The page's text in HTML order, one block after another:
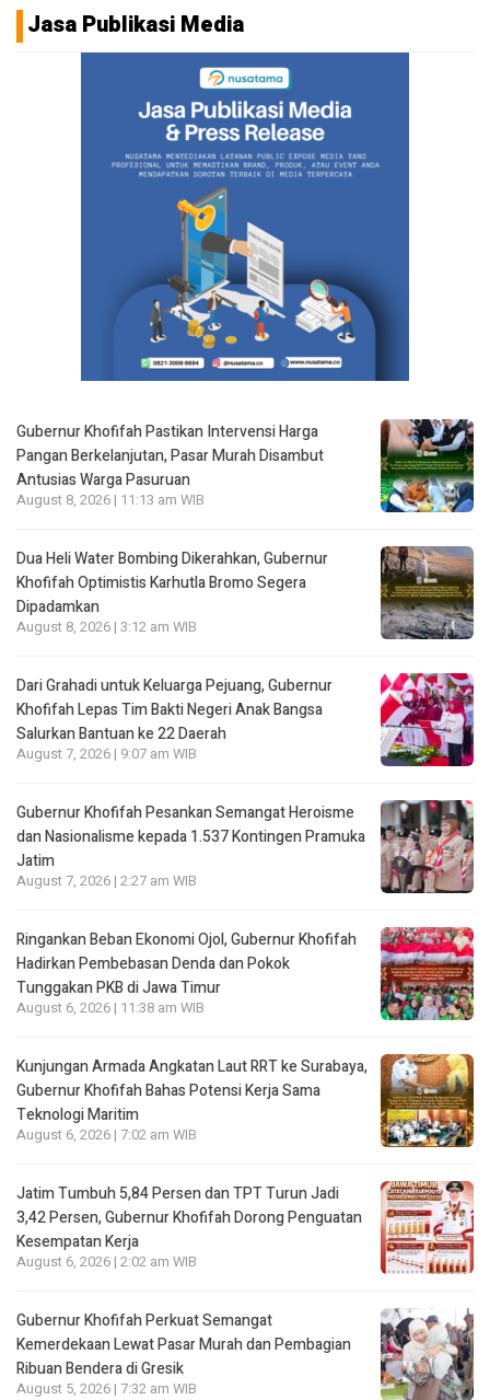
Jasa Publikasi Media
Gubernur Khofifah Pastikan Intervensi Harga
Pangan Berkelanjutan, Pasar Murah Disambut
Antusias Warga Pasuruan
August 8, 2026 | 11:13 am WIB
Dua Heli Water Bombing Dikerahkan, Gubernur
Khofifah Optimistis Karhutla Bromo Segera
Dipadamkan
August 8, 2026 | 3:12 am WIB
Dari Grahadi untuk Keluarga Pejuang, Gubernur
Khofifah Lepas Tim Bakti Negeri Anak Bangsa
Salurkan Bantuan ke 22 Daerah
August 7, 2026 | 9:07 am WIB
Gubernur Khofifah Pesankan Semangat Heroisme
dan Nasionalisme kepada 1.537 Kontingen Pramuka
Jatim
August 7, 2026 | 2:27 am WIB
Ringankan Beban Ekonomi Ojol, Gubernur Khofifah
Hadirkan Pembebasan Denda dan Pokok
Tunggakan PKB di Jawa Timur
August 6, 2026 | 11:38 am WIB
Kunjungan Armada Angkatan Laut RRT ke Surabaya,
Gubernur Khofifah Bahas Potensi Kerja Sama
Teknologi Maritim
August 6, 2026 | 7:02 am WIB
Jatim Tumbuh 5,84 Persen dan TPT Turun Jadi
3,42 Persen, Gubernur Khofifah Dorong Penguatan
Kesempatan Kerja
August 6, 2026 | 2:02 am WIB
Gubernur Khofifah Perkuat Semangat
Kemerdekaan Lewat Pasar Murah dan Pembagian
Ribuan Bendera di Gresik
August 5, 2026 | 7:32 am WIB